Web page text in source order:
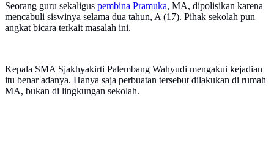
Seorang guru sekaligus pembina Pramuka, MA, dipolisikan karena
mencabuli siswinya selama dua tahun, A (17). Pihak sekolah pun
angkat bicara terkait masalah ini.
Kepala SMA Sjakhyakirti Palembang Wahyudi mengakui kejadian
itu benar adanya. Hanya saja perbuatan tersebut dilakukan di rumah
MA, bukan di lingkungan sekolah.